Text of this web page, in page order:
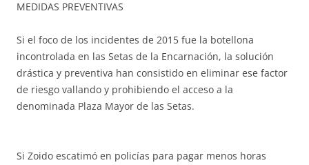
MEDIDAS PREVENTIVAS
Si el foco de los incidentes de 2015 fue la botellona
incontrolada en las Setas de la Encarnación, la solución
drástica y preventiva han consistido en eliminar ese factor
de riesgo vallando y prohibiendo el acceso a la
denominada Plaza Mayor de las Setas.
Si Zoido escatimó en policías para pagar menos horas